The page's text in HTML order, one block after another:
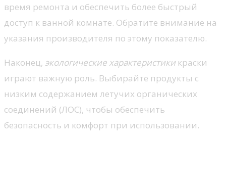
время ремонта и обеспечить более быстрый
доступ к ванной комнате. Обратите внимание на
указания производителя по этому показателю.
Наконец, экологические характеристики краски
играют важную роль. Выбирайте продукты с
низким содержанием летучих органических
соединений (ЛОС), чтобы обеспечить
безопасность и комфорт при использовании.